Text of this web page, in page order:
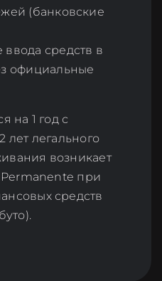
(банковские
средств в
официальные
на 1 год с
легального
возникает
при
средств